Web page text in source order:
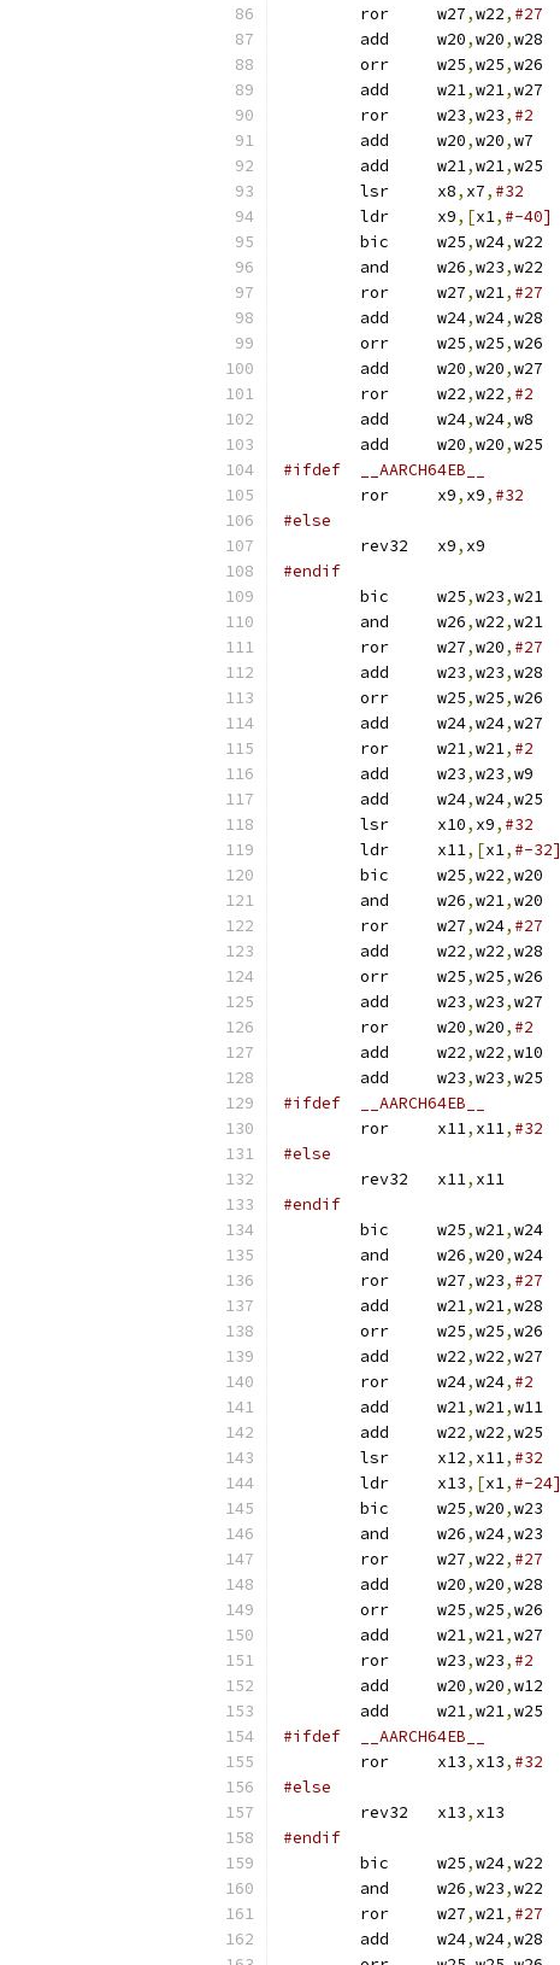
	ror	w27
,w22, #27
	add	w20
,w20,
	orr	w25
,w25,w26
	add	w21
,w21,
	ror	w23
,w23, #2
	add	w20
,w20,
	add	w21
,w21,
	lsr	x8
, x7, #32
	ldr	x9
,[x1, #-40]
	bic	w25
,w24,w22
	and	w26
,w23,w22
	ror	w27
,w21, #27
	add	w24
,w24,
	orr	w25
,w25,w26
	add	w20
,w20,
	ror	w22
,w22, #2
	add	w24
,w24,
	add	w20
,w20,
#ifdef	__AARCH64EB__
	ror	x9
, x9, #32
#else
	rev32	x9
, x9
#endif
	bic	w25
,w23,w21
	and	w26
,w22,w21
	ror	w27
,w20, #27
	add	w23
,w23,
	orr	w25
,w25,w26
	add	w24
,w24,
	ror	w21
,w21, #2
	add	w23
,w23,
	add	w24
,w24,
	lsr	x10
, x9, #32
	ldr	x11
,[x1, #-32]
	bic	w25
,w22,w20
	and	w26
,w21,w20
	ror	w27
,w24, #27
	add	w22
,w22,
	orr	w25
,w25,w26
	add	w23
,w23,
	ror	w20
,w20, #2
	add	w22
,w22,
	add	w23
,w23,
#ifdef	__AARCH64EB__
	ror	x11
, x11, #32
#else
	rev32	x11
, x11
#endif
	bic	w25
,w21,w24
	and	w26
,w20,w24
	ror	w27
,w23, #27
	add	w21
,w21,
	orr	w25
,w25,w26
	add	w22
,w22,
	ror	w24
,w24, #2
	add	w21
,w21,
	add	w22
,w22,
	lsr	x12
, x11, #32
	ldr	x13
,[x1, #-24]
	bic	w25
,w20,w23
	and	w26
,w24,w23
	ror	w27
,w22, #27
	add	w20
,w20,
	orr	w25
,w25,w26
	add	w21
,w21,
	ror	w23
,w23, #2
	add	w20
,w20,
	add	w21
,w21,
#ifdef	__AARCH64EB__
	ror	x13
, x13, #32
#else
	rev32	x13
, x13
#endif
	bic	w25
,w24,w22
	and	w26
,w23,w22
	ror	w27
,w21, #27
	add	w24
,w24,